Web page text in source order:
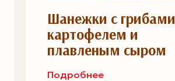
Шанежки с грибами
картофелем и
плавленым сыром
Подробнее